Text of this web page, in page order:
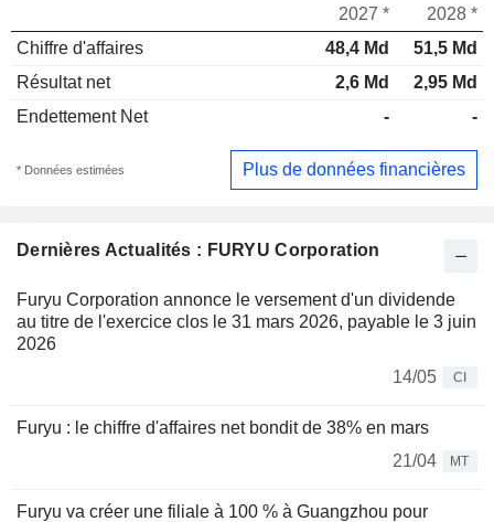
Dernières Actualités : FURYU Corporation
Furyu Corporation annonce le versement d'un dividende
au titre de l'exercice clos le 31 mars 2026, payable le 3 juin
2026
14/05
CI
Furyu : le chiffre d'affaires net bondit de 38% en mars
21/04
MT
Furyu va créer une filiale à 100 % à Guangzhou pour
2027 *
2028 *
Chiffre d'affaires
48,4 Md
51,5 Md
Résultat net
2,6 Md
2,95 Md
Endettement Net
- -
* Données estimées Plus de données financières